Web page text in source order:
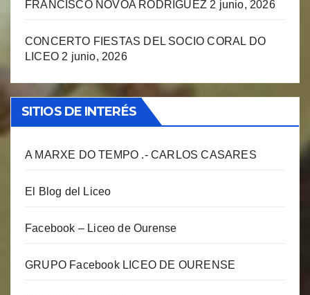
FRANCISCO NOVOA RODRIGUEZ 2 junio, 2026
CONCERTO FIESTAS DEL SOCIO CORAL DO
LICEO 2 junio, 2026
SITIOS DE INTERÉS
A MARXE DO TEMPO .- CARLOS CASARES
El Blog del Liceo
Facebook – Liceo de Ourense
GRUPO Facebook LICEO DE OURENSE